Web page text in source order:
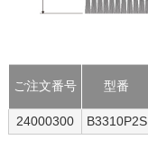
ご注文番号 型番
24000300
B3310P2S